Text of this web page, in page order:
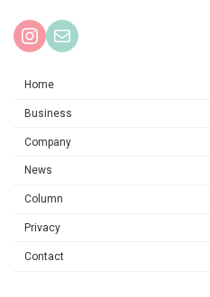
Instagram
Mail
Home
Business
Company
News
Column
Privacy
Contact